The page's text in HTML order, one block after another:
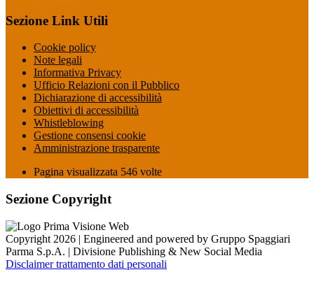
Sezione Link Utili
Cookie policy
Note legali
Informativa Privacy
Ufficio Relazioni con il Pubblico
Dichiarazione di accessibilità
Obiettivi di accessibilità
Whistleblowing
Gestione consensi cookie
Amministrazione trasparente
Pagina visualizzata 546 volte
Sezione Copyright
Copyright 2026 | Engineered and powered by Gruppo Spaggiari
Parma S.p.A. | Divisione Publishing & New Social Media
Disclaimer trattamento dati personali